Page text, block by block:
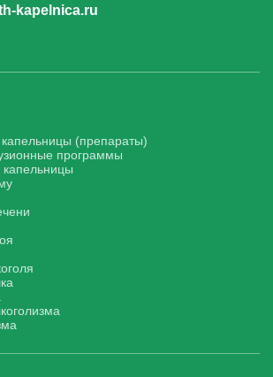
(препараты)
программы
капельницы
kapelnica.ru